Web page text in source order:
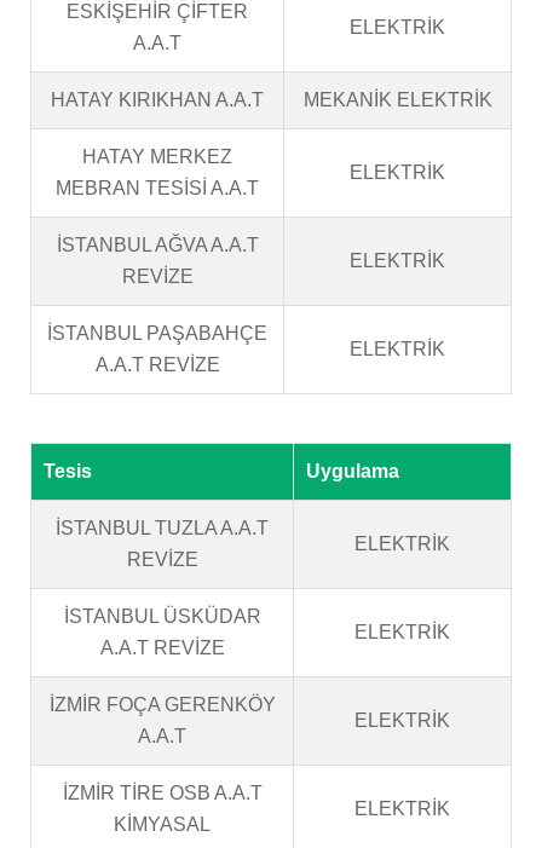
ESKİŞEHİR ÇİFTER
A.A.T
ELEKTRİK
HATAY KIRIKHAN A.A.T MEKANİK ELEKTRİK
HATAY MERKEZ
MEBRAN TESİSİ A.A.T
ELEKTRİK
İSTANBUL AĞVA A.A.T
REVİZE
ELEKTRİK
İSTANBUL PAŞABAHÇE
A.A.T REVİZE
ELEKTRİK
Tesis Uygulama
İSTANBUL TUZLA A.A.T
REVİZE
ELEKTRİK
İSTANBUL ÜSKÜDAR
A.A.T REVİZE
ELEKTRİK
İZMİR FOÇA GERENKÖY
A.A.T
ELEKTRİK
İZMİR TİRE OSB A.A.T
KİMYASAL
ELEKTRİK